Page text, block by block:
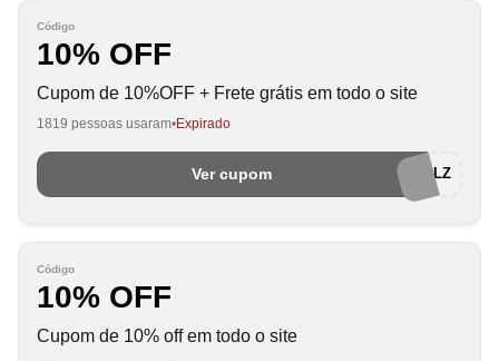
Código
10% OFF
Cupom de 10%OFF + Frete grátis em todo o site
1819 pessoas usaram Expirado
Ver cupom UNE4RCV1RLZ
Código
10% OFF
Cupom de 10% off em todo o site